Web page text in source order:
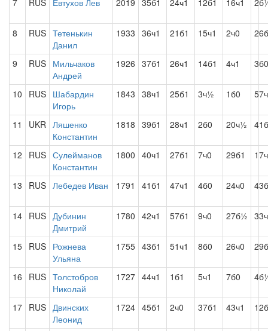
7 RUS Евтухов Лев 2019 35б1 24ч1 12б1 16ч1
8 RUS Тетенькин
Данил
1933 36ч1 21б1 15ч1 2ч0
9 RUS Мильчаков
Андрей
1926 37б1 26ч1 14б1 4ч1 3б0
10 RUS Шабардин
Игорь
1843 38ч1 25б1 3ч½ 1б0
11 UKR Ляшенко
Константин
1818 39б1 28ч1 2б0 20ч½
12 RUS Сулейманов
Константин
1800 40ч1 27б1 7ч0 29б1
13 RUS Лебедев Иван 1791 41б1 47ч1 4б0 24ч0
14 RUS Дубинин
Дмитрий
1780 42ч1 57б1 9ч0 27б½
15 RUS Рожнева
Ульяна
1755 43б1 51ч1 8б0 26ч0
16 RUS Толстобров
Николай
1727 44ч1 1б1 5ч1 7б0
17 RUS Двинских
Леонид
1724 45б1 2ч0 37б1 43ч1